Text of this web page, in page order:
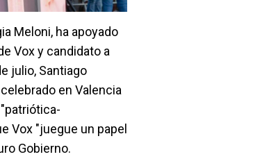
Meloni, ha apoyado
Vox y candidato a
julio, Santiago
en Valencia
Vox "juegue un papel
Gobierno.